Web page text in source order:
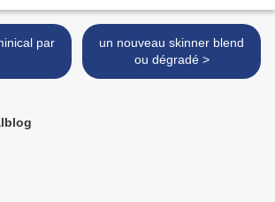
un nouveau skinner blend
ou dégradé >